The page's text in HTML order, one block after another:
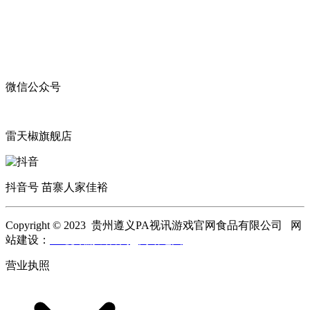
微信公众号
雷天椒旗舰店
抖音号 苗寨人家佳裕
Copyright © 2023 贵州遵义PA视讯游戏官网食品有限公司 网
站建设：
营业执照